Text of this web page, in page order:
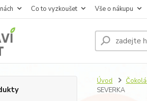
Co to vyzkoušet Vše o nákupu
Úvod
SEVERKA